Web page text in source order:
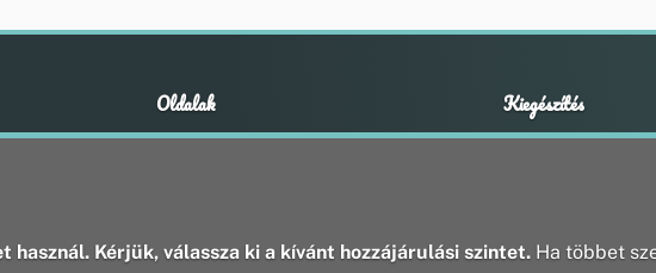
Oldalak
Hírek
Kiegészítés
Adatvédelmi
használ. Kérjük, válassza ki a kívánt hozzájárulási szintet. Ha többet